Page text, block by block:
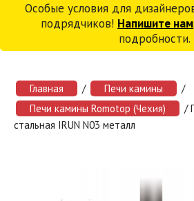
Особые условия для
подрядчиков! Напишите нам
подробности.
Главная / Печи камины
/
Печи камины Romotop (Чехия)
/
стальная IRUN N03 металл